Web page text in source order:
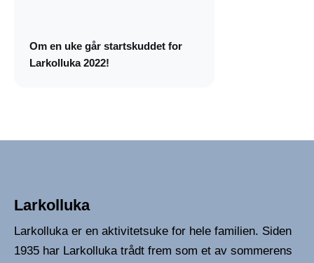
Om en uke går startskuddet for
Larkolluka 2022!
Larkolluka
Larkolluka er en aktivitetsuke for hele familien. Siden
1935 har Larkolluka trådt frem som et av sommerens